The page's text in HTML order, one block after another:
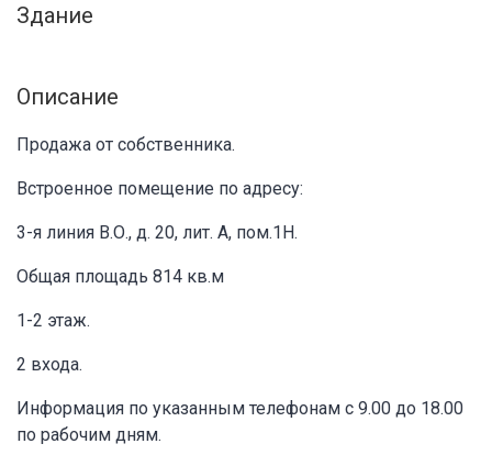
Здание
Описание
Продажа от собственника.
Встроенное помещение по адресу:
3-я линия В.О., д. 20, лит. А, пом.1Н.
Общая площадь 814 кв.м
1-2 этаж.
2 входа.
Информация по указанным телефонам с 9.00 до 18.00
по рабочим дням.